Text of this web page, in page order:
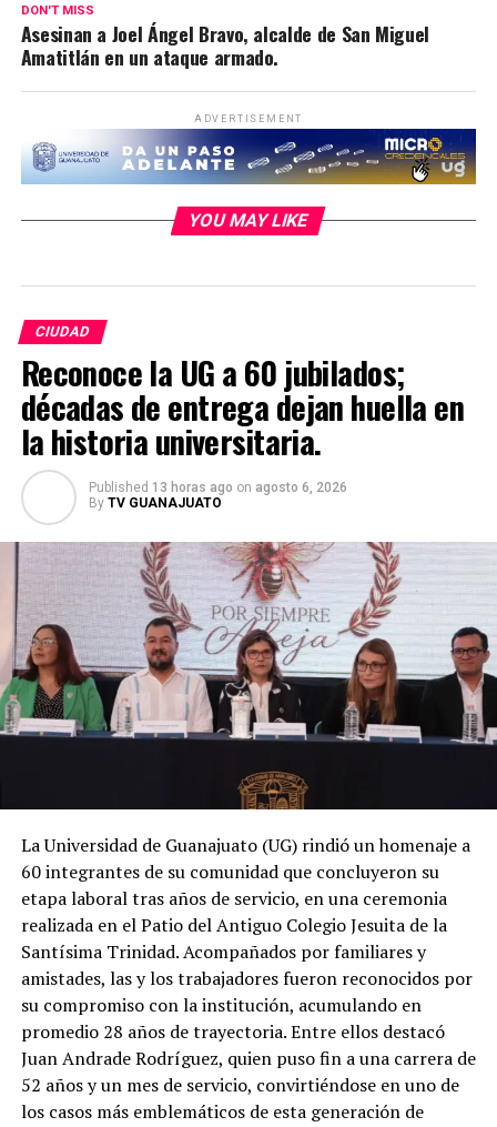
DON'T MISS
Asesinan a Joel Ángel Bravo, alcalde de San Miguel
Amatitlán en un ataque armado.
ADVERTISEMENT
YOU MAY LIKE
CIUDAD
Reconoce la UG a 60 jubilados;
décadas de entrega dejan huella en
la historia universitaria.
Published 13 horas ago on agosto 6, 2026
By TV GUANAJUATO
La Universidad de Guanajuato (UG) rindió un homenaje a
60 integrantes de su comunidad que concluyeron su
etapa laboral tras años de servicio, en una ceremonia
realizada en el Patio del Antiguo Colegio Jesuita de la
Santísima Trinidad. Acompañados por familiares y
amistades, las y los trabajadores fueron reconocidos por
su compromiso con la institución, acumulando en
promedio 28 años de trayectoria. Entre ellos destacó
Juan Andrade Rodríguez, quien puso fin a una carrera de
52 años y un mes de servicio, convirtiéndose en uno de
los casos más emblemáticos de esta generación de